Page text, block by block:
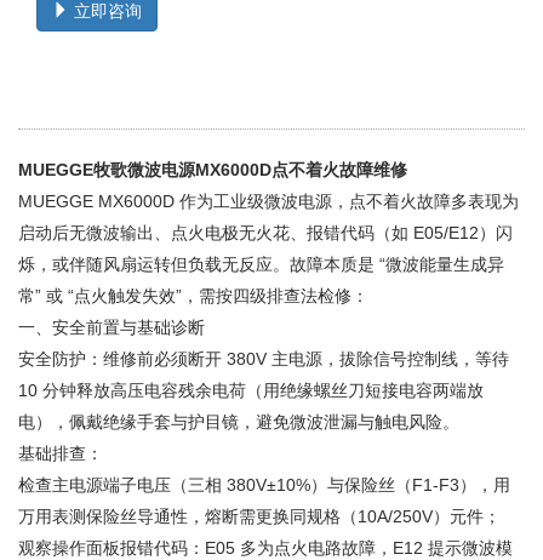
立即咨询
MUEGGE牧歌微波电源MX6000D点不着火故障维修
MUEGGE MX6000D 作为工业级微波电源，点不着火故障多表现为
启动后无微波输出、点火电极无火花、报错代码（如 E05/E12）闪
烁，或伴随风扇运转但负载无反应。故障本质是 “微波能量生成异
常” 或 “点火触发失效”，需按四级排查法检修：
一、安全前置与基础诊断
安全防护：维修前必须断开 380V 主电源，拔除信号控制线，等待
10 分钟释放高压电容残余电荷（用绝缘螺丝刀短接电容两端放
电），佩戴绝缘手套与护目镜，避免微波泄漏与触电风险。
基础排查：
检查主电源端子电压（三相 380V±10%）与保险丝（F1-F3），用
万用表测保险丝导通性，熔断需更换同规格（10A/250V）元件；
观察操作面板报错代码：E05 多为点火电路故障，E12 提示微波模